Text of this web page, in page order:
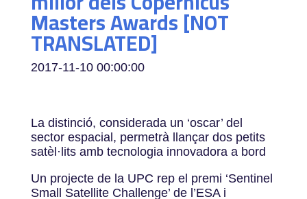
Masters Awards [NOT
TRANSLATED]
2017-11-10 00:00:00
La distinció, considerada un ‘oscar’ del
sector espacial, permetrà llançar dos petits
satèl·lits amb tecnologia innovadora a bord
Un projecte de la UPC rep el premi ‘Sentinel
Small Satellite Challenge’ de l’ESA i